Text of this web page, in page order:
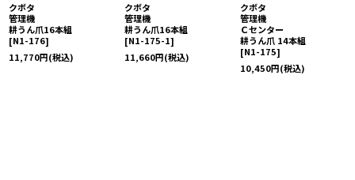
クボタ
管理機
耕うん爪16本組
[N1-176]
11,770円(税込)
クボタ
管理機
耕うん爪16本組
[N1-175-1]
11,660円(税込)
クボタ
管理機
Ｃセンター
耕うん爪 14本組
[N1-175]
10,450円(税込)